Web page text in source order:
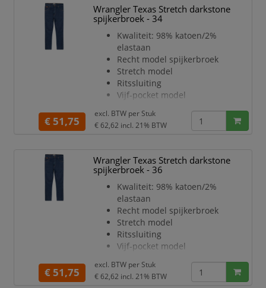
Wrangler Texas Stretch darkstone
spijkerbroek - 34
Kwaliteit: 98% katoen/2%
elastaan
Recht model spijkerbroek
Stretch model
Ritssluiting
Vijf-pocket model
€ 51,75
excl. BTW per Stuk
€ 62,62 incl. 21% BTW
Wrangler Texas Stretch darkstone
spijkerbroek - 36
Kwaliteit: 98% katoen/2%
elastaan
Recht model spijkerbroek
Stretch model
Ritssluiting
Vijf-pocket model
€ 51,75
excl. BTW per Stuk
€ 62,62 incl. 21% BTW